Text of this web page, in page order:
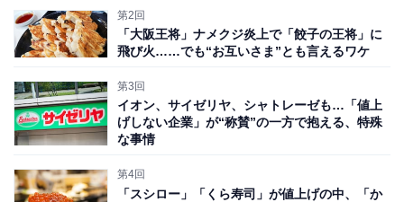
第2回
「大阪王将」ナメクジ炎上で「餃子の王将」に
飛び火……でも“お互いさま”とも言えるワケ
第3回
イオン、サイゼリヤ、シャトレーゼも…「値上
げしない企業」が“称賛”の一方で抱える、特殊
な事情
第4回
「スシロー」「くら寿司」が値上げの中、「か